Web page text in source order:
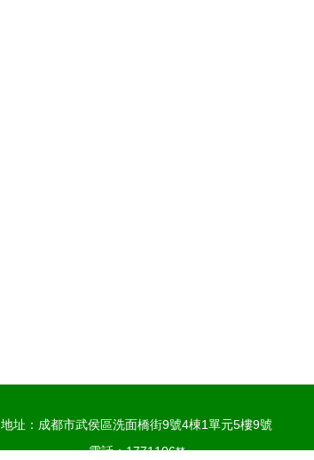
地址：成都市武侯區洗面橋街9號4棟1單元5樓9號
電話：1771106**